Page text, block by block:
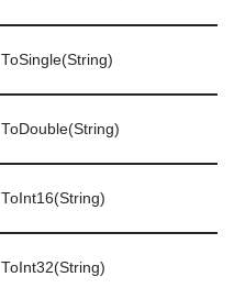
ToSingle(String)
ToDouble(String)
ToInt16(String)
ToInt32(String)